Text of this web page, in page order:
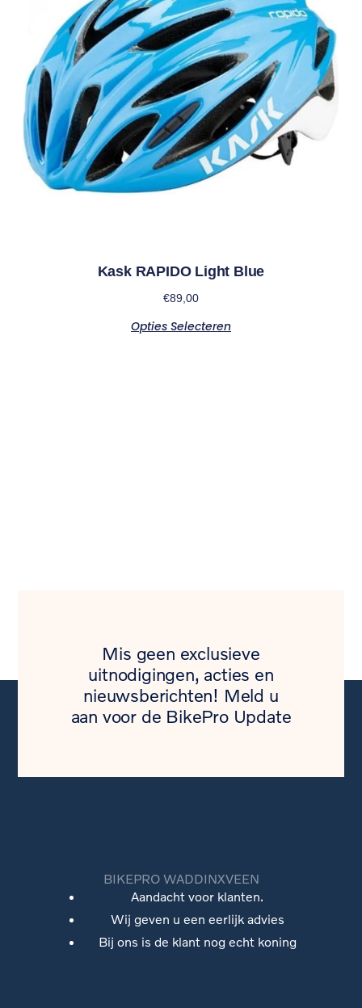
Kask RAPIDO Light Blue
€89,00
Opties Selecteren
Mis geen exclusieve
uitnodigingen, acties en
nieuwsberichten! Meld u
aan voor de BikePro Update
BIKEPRO WADDINXVEEN
Aandacht voor klanten.
Wij geven u een eerlijk advies
Bij ons is de klant nog echt koning